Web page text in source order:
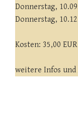
Donnerstag,
Donnerstag,
Kosten: 35,00
weitere Infos und